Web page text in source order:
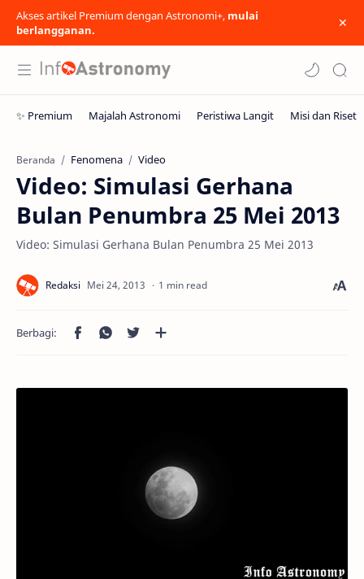
Akses artikel Premium dengan Astronomi+, mulai
berlangganan.
Beranda Fenomena Video
Video: Simulasi Gerhana
Bulan Penumbra 25 Mei 2013
Video: Simulasi Gerhana Bulan Penumbra 25 Mei 2013
1 min read